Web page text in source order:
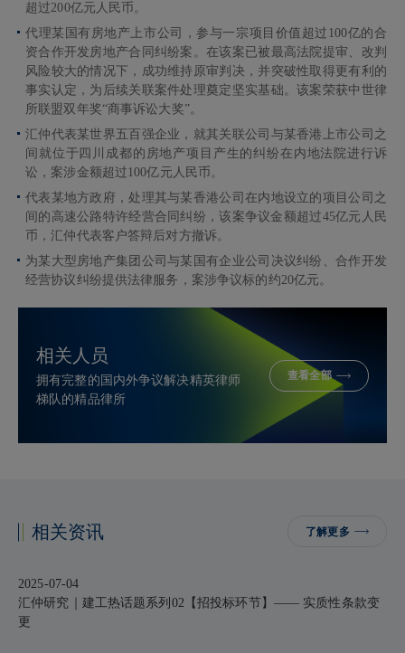
超过200亿元人民币。
代理某国有房地产上市公司，参与一宗项目价值超过100亿的合
资合作开发房地产合同纠纷案。在该案已被最高法院提审、改判
风险较大的情况下，成功维持原审判决，并突破性取得更有利的
事实认定，为后续关联案件处理奠定坚实基础。该案荣获中世律
所联盟双年奖“商事诉讼大奖”。
汇仲代表某世界五百强企业，就其关联公司与某香港上市公司之
间就位于四川成都的房地产项目产生的纠纷在内地法院进行诉
讼，案涉金额超过100亿元人民币。
代表某地方政府，处理其与某香港公司在内地设立的项目公司之
间的高速公路特许经营合同纠纷，该案争议金额超过45亿元人民
币，汇仲代表客户答辩后对方撤诉。
为某大型房地产集团公司与某国有企业公司决议纠纷、合作开发
经营协议纠纷提供法律服务，案涉争议标的约20亿元。
相关人员
拥有完整的国内外争议解决精英律师
梯队的精品律所
查看全部
相关资讯 了解更多
2025-07-04
汇仲研究｜建工热话题系列02【招投标环节】—— 实质性条款变
更